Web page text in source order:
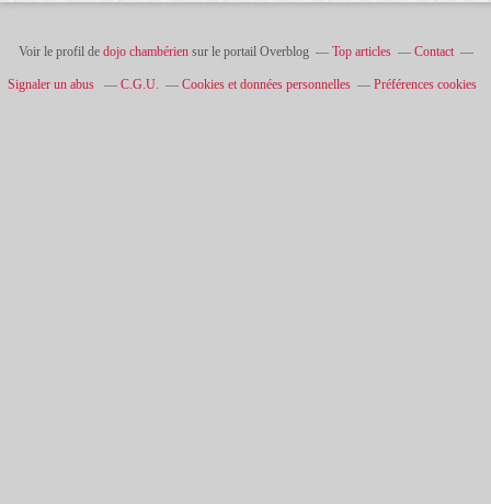
Voir le profil de dojo chambériensur le portail Overblog Top articles Contact
Signaler un abus C.G.U. Cookies et données personnelles Préférences cookies